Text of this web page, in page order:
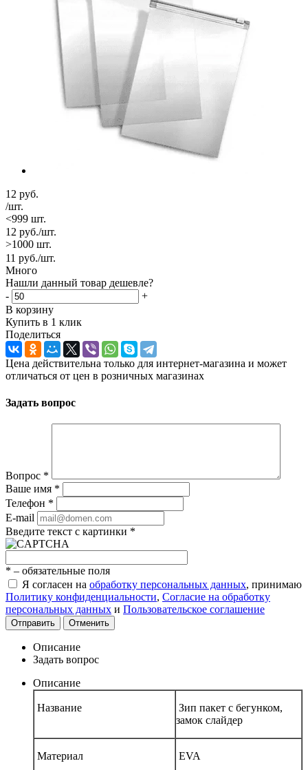
12 руб.
/шт.
<999 шт.
12 руб./шт.
>1000 шт.
11 руб./шт.
Много
Нашли данный товар дешевле?
-
+
В корзину
Купить в 1 клик
Поделиться
Цена действительна только для интернет-магазина и может
отличаться от цен в розничных магазинах
Задать вопрос
Вопрос *
Ваше имя *
Телефон *
E-mail
Введите текст с картинки *
* – обязательные поля
Я согласен на обработку персональных данных, принимаю
Политику конфиденциальности, Согласие на обработку
персональных данных и Пользовательское соглашение
Отправить Отменить
Описание
Задать вопрос
Описание
Название
Зип пакет с бегунком,
замок слайдер
Материал EVA